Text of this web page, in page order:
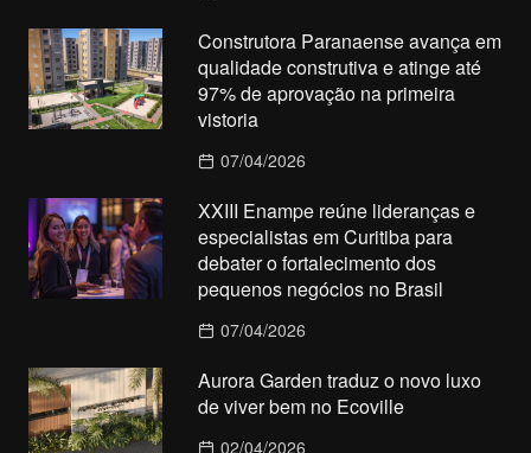
Construtora Paranaense avança em
qualidade construtiva e atinge até
97% de aprovação na primeira
vistoria
07/04/2026
XXIII Enampe reúne lideranças e
especialistas em Curitiba para
debater o fortalecimento dos
pequenos negócios no Brasil
07/04/2026
Aurora Garden traduz o novo luxo
de viver bem no Ecoville
02/04/2026